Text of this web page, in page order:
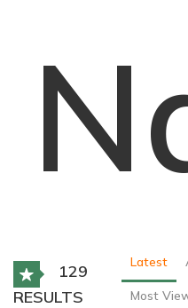
129
RESULTS
Latest
Most